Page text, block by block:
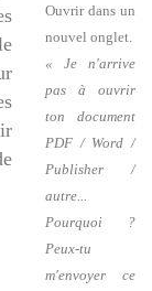
Ouvrir dans un
nouvel onglet.
« Je n'arrive
pas à ouvrir
ton document
PDF / Word /
Publisher /
autre...
Pourquoi ?
Peux-tu
m'envoyer ce